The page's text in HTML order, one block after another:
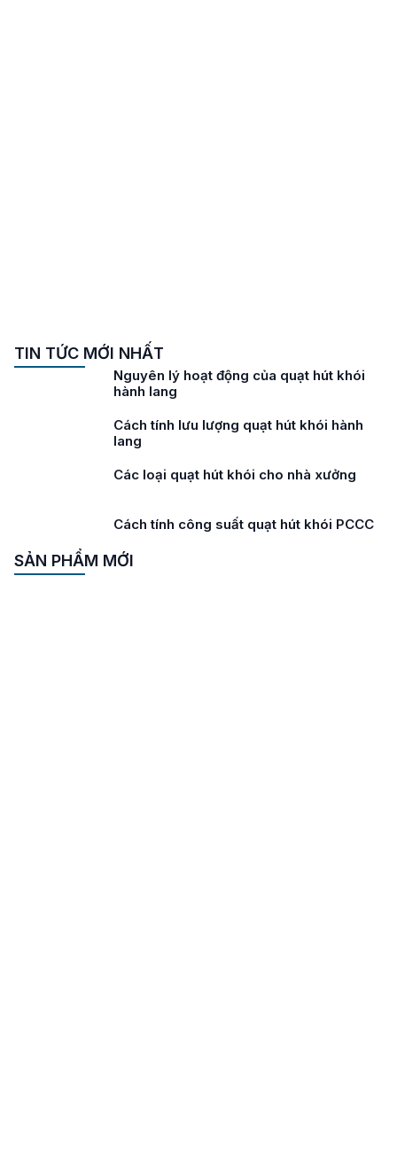
TIN TỨC MỚI NHẤT
Lưu ý khi lựa chọn quạt hút khói hành
lang
Tiêu chuẩn quạt hút khói hành lang
Các loại quạt hút khói cho tòa nhà cao
Cách tính lưu lượng quạt hút khói
SẢN PHẨM MỚI